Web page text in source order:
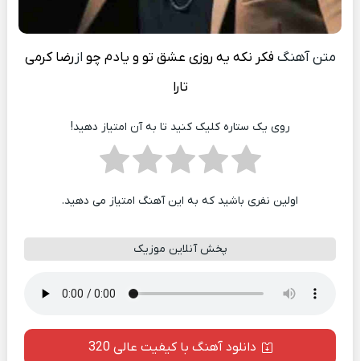
متن آهنگ فکر نکه یه روزی عشق تو و یادم چو از رضا کرمی
تارا
روی یک ستاره کلیک کنید تا به آن امتیاز دهید!
اولین نفری باشید که به این آهنگ امتیاز می دهید.
پخش آنلاین موزیک
دانلود آهنگ با کیفیت عالی 320